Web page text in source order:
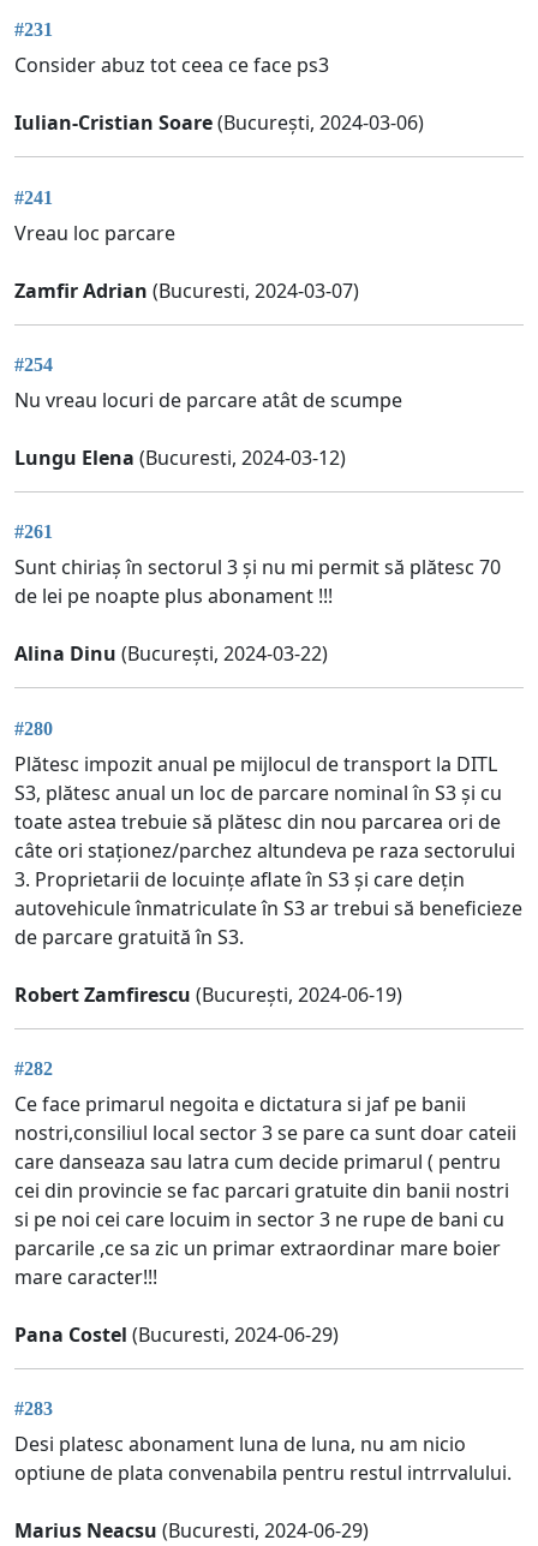
#231
Consider abuz tot ceea ce face ps3
Iulian-Cristian Soare(București, 2024-03-06)
#241
Vreau loc parcare
Zamfir Adrian (Bucuresti, 2024-03-07)
#254
Nu vreau locuri de parcare atât de scumpe
Lungu Elena (Bucuresti, 2024-03-12)
#261
Sunt chiriaș în sectorul 3 și nu mi permit să plătesc 70
de lei pe noapte plus abonament !!!
Alina Dinu (București, 2024-03-22)
#280
Plătesc impozit anual pe mijlocul de transport la DITL
S3, plătesc anual un loc de parcare nominal în S3 și cu
toate astea trebuie să plătesc din nou parcarea ori de
câte ori staționez/parchez altundeva pe raza sectorului
3. Proprietarii de locuințe aflate în S3 și care dețin
autovehicule înmatriculate în S3 ar trebui să beneficieze
de parcare gratuită în S3.
Robert Zamfirescu (București, 2024-06-19)
#282
Ce face primarul negoita e dictatura si jaf pe banii
nostri,consiliul local sector 3 se pare ca sunt doar cateii
care danseaza sau latra cum decide primarul ( pentru
cei din provincie se fac parcari gratuite din banii nostri
si pe noi cei care locuim in sector 3 ne rupe de bani cu
parcarile ,ce sa zic un primar extraordinar mare boier
mare caracter!!!
Pana Costel (Bucuresti, 2024-06-29)
#283
Desi platesc abonament luna de luna, nu am nicio
optiune de plata convenabila pentru restul intrrvalului.
Marius Neacsu (Bucuresti, 2024-06-29)